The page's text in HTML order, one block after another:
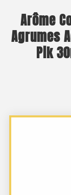
Arôme
Agrumes
Pik